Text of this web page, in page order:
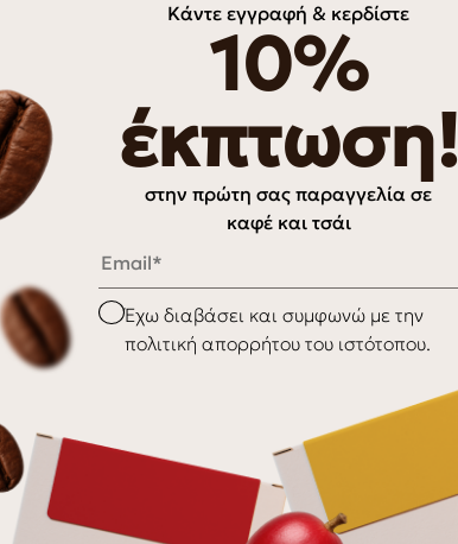
€
Κάντε εγγραφή & κερδίστε
10%
έκπτωση!
στην πρώτη σας παραγγελία σε
καφέ και τσάι
Email
Checkbox
Έχω διαβάσει και συμφωνώ με την
πολιτική απορρήτου του ιστότοπου.